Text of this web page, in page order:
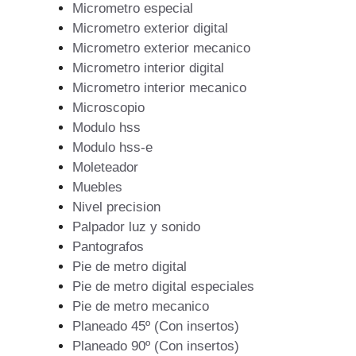
Micrometro especial
Micrometro exterior digital
Micrometro exterior mecanico
Micrometro interior digital
Micrometro interior mecanico
Microscopio
Modulo hss
Modulo hss-e
Moleteador
Muebles
Nivel precision
Palpador luz y sonido
Pantografos
Pie de metro digital
Pie de metro digital especiales
Pie de metro mecanico
Planeado 45º (Con insertos)
Planeado 90º (Con insertos)